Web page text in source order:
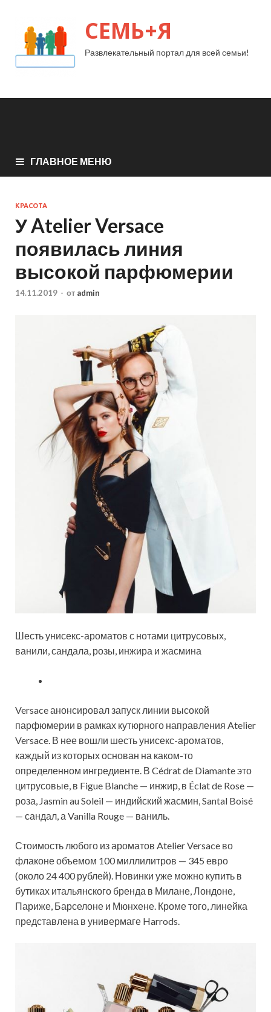
СЕМЬ+Я
Развлекательный портал для всей семьи!
ГЛАВНОЕ МЕНЮ
КРАСОТА
У Atelier Versace
появилась линия
высокой парфюмерии
14.11.2019 - от admin
Шесть унисекс-ароматов с нотами цитрусовых,
ванили, сандала, розы, инжира и жасмина
Versace анонсировал запуск линии высокой
парфюмерии в рамках кутюрного направления Atelier
Versace. В нее вошли шесть унисекс-ароматов,
каждый из которых основан на каком-то
определенном ингредиенте. В Cédrat de Diamante это
цитрусовые, в Figue Blanche — инжир, в Éclat de Rose —
роза, Jasmin au Soleil — индийский жасмин, Santal Boisé
— сандал, а Vanilla Rouge — ваниль.
Стоимость любого из ароматов Atelier Versace во
флаконе объемом 100 миллилитров — 345 евро
(около 24 400 рублей). Новинки уже можно купить в
бутиках итальянского бренда в Милане, Лондоне,
Париже, Барселоне и Мюнхене. Кроме того, линейка
представлена в универмаге Harrods.